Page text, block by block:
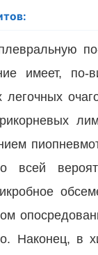
имеет, по-
всей
Нако­нец, в